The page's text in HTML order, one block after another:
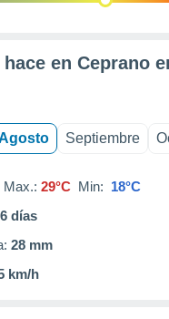
en Ceprano
Septiembre
Max.: 29°C Min: 18°C
6 días
28 mm
km/h